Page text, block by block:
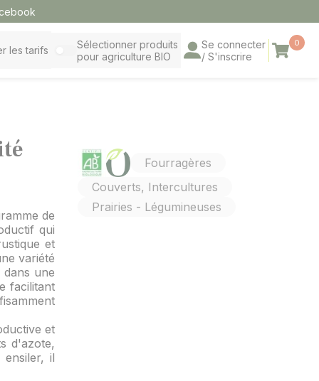
les tarifs
Sélectionner produits
pour agriculture BIO
Se connecter
/ S'inscrire
0
Panier
de
qui
et
variété
une
facilitant
et
d'azote,
il
Fourragères
Couverts, Intercultures
Prairies - Légumineuses